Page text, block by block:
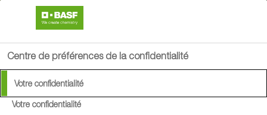
Centre de préférences de la confidentialité
Votre confidentialité
Votre confidentialité